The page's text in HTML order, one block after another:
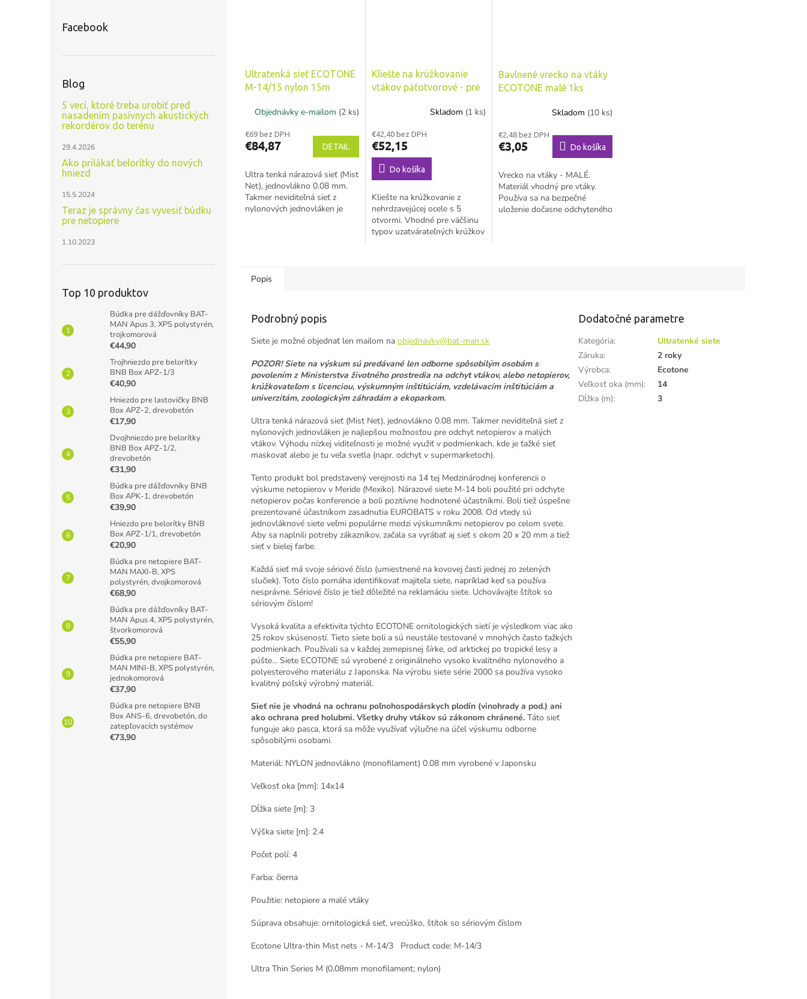
Facebook
Blog
5 vecí, ktoré treba urobiť pred
nasadením pasívnych akustických
rekordérov do terénu
29.4.2026
Ako prilákať belorítky do nových
hniezd
15.5.2024
Teraz je správny čas vyvesiť búdku
pre netopiere
1.10.2023
Top 10 produktov
Búdka pre dážďovníky BAT-
MAN Apus 3, XPS polystyrén,
trojkomorová
€44,90
Trojhniezdo pre belorítky
BNB Box APZ-1/3
€40,90
Hniezdo pre lastovičky BNB
Box APZ-2, drevobetón
€17,90
Dvojhniezdo pre belorítky
BNB Box APZ-1/2,
drevobetón
€31,90
Búdka pre dážďovníky BNB
Box APK-1, drevobetón
€39,90
Hniezdo pre belorítky BNB
Box APZ-1/1, drevobetón
€20,90
Búdka pre netopiere BAT-
MAN MAXI-B, XPS
polystyrén, dvojkomorová
€68,90
Búdka pre dážďovníky BAT-
MAN Apus 4, XPS polystyrén,
štvorkomorová
€55,90
Búdka pre netopiere BAT-
MAN MINI-B, XPS polystyrén,
jednokomorová
€37,90
Búdka pre netopiere BNB
Box ANS-6, drevobetón, do
zatepľovacích systémov
€73,90
Ultratenká sieť ECOTONE
M-14/15 nylon 15m
Objednávky e-mailom (2 ks)
€69 bez DPH
€84,87 DETAIL
Ultra tenká nárazová sieť (Mist
Net), jednovlákno 0.08 mm.
Takmer neviditeľná sieť z
nylonových jednovláken je
Kliešte na krúžkovanie
vtákov päťotvorové - pre
Skladom (1 ks)
€42,40 bez DPH
€52,15
Do košíka
Kliešte na krúžkovanie z
nehrdzavejúcej ocele s 5
otvormi. Vhodné pre väčšinu
typov uzatvárateľných krúžkov
Bavlnené vrecko na vtáky
ECOTONE malé 1ks
Skladom (10 ks)
€2,48 bez DPH
€3,05 Do košíka
Vrecko na vtáky - MALÉ.
Materiál vhodný pre vtáky.
Používa sa na bezpečné
uloženie dočasne odchyteného
Popis
Podrobný popis
Siete je možné objednať len mailom na objednavky@bat-man.sk
POZOR! Siete na výskumsú predávané len odborne spôsobilým osobám s
povolením z Ministerstva životného prostredia na odchyt vtákov, alebo netopierov,
krúžkovateľom s licenciou, výskumným inštitúciám, vzdelávacím inštitúciám a
univerzitám, zoologickým záhradám a ekoparkom.
Ultra tenká nárazová sieť (Mist Net), jednovlákno 0.08 mm. Takmer neviditeľná sieť z
nylonových jednovláken je najlepšou možnosťou pre odchyt netopierov a malých
vtákov. Výhodu nízkej viditeľnosti je možné využiť v podmienkach, kde je ťažké sieť
maskovať alebo je tu veľa svetla (napr. odchyt v supermarketoch).
Tento produkt bol predstavený verejnosti na 14 tej Medzinárodnej konferencii o
výskume netopierov v Meride (Mexiko). Nárazové siete M-14 boli použité pri odchyte
netopierov počas konferencie a boli pozitívne hodnotené účastníkmi. Boli tiež úspešne
prezentované účastníkom zasadnutia EUROBATS v roku 2008. Od vtedy sú
jednovláknové siete veľmi populárne medzi výskumníkmi netopierov po celom svete.
Aby sa naplnili potreby zákazníkov, začala sa vyrábať aj sieť s okom 20 x 20 mm a tiež
sieť v bielej farbe.
Každá sieť má svoje sériové číslo (umiestnené na kovovej časti jednej zo zelených
slučiek). Toto číslo pomáha identifikovať majiteľa siete, napríklad keď sa používa
nesprávne. Sériové číslo je tiež dôležité na reklamáciu siete. Uchovávajte štítok so
sériovým číslom!
Vysoká kvalita a efektivita týchto ECOTONE ornitologických sietí je výsledkom viac ako
25 rokov skúseností. Tieto siete boli a sú neustále testované v mnohých často ťažkých
podmienkach. Používali sa v každej zemepisnej šírke, od arktickej po tropické lesy a
púšte... Siete ECOTONE sú vyrobené z originálneho vysoko kvalitného nylonového a
polyesterového materiálu z Japonska. Na výrobu siete série 2000 sa používa vysoko
kvalitný poľský výrobný materiál.
Sieť nie je vhodná na ochranu poľnohospodárskych plodín (vinohrady a pod.) ani
ako ochrana pred holubmi. Všetky druhy vtákov sú zákonom chránené. Táto sieť
funguje ako pasca, ktorá sa môže využívať výlučne na účel výskumu odborne
spôsobilými osobami.
Materiál: NYLON jednovlákno (monofilament) 0.08 mm vyrobené v Japonsku
Veľkosť oka [mm]: 14x14
Dĺžka siete [m]: 3
Výška siete [m]: 2.4
Počet polí: 4
Farba: čierna
Použitie: netopiere a malé vtáky
Súprava obsahuje: ornitologická sieť, vrecúško, štítok so sériovým číslom
Ecotone Ultra-thin Mist nets - M-14/3 Product code: M-14/3
Ultra Thin Series M (0,08mm monofilament; nylon)
Dodatočné parametre
Kategória:
Ultratenké siete
Záruka:
2 roky
Výrobca:
Ecotone
Veľkosť oka (mm):
14
Dĺžka (m): 3